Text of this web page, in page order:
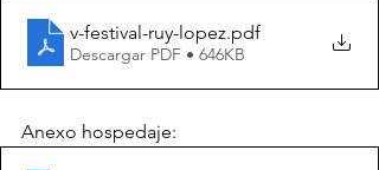
v-festival-ruy-lopez.pdf
Descargar PDF • 646KB
Anexo hospedaje: